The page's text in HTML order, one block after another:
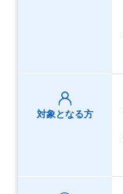
対象となる方